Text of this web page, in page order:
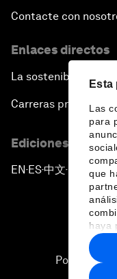
Esta
Las
para
que
haya
Contacte con
Enlaces directos
La sostenibilidad en
Carreras
Ediciones en
EN ▪ES▪中文▪ 日本語
Política de